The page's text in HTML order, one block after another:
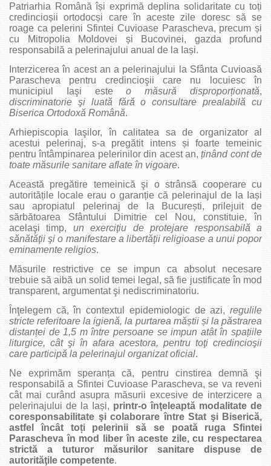
Patriarhia Română își exprimă deplina solidaritate cu toți
credincioșii ortodocși care în aceste zile doresc să se
roage ca pelerini Sfintei Cuvioase Parascheva, precum și
cu Mitropolia Moldovei și Bucovinei, gazda profund
responsabilă a pelerinajului anual de la Iași.
Interzicerea în acest an a pelerinajului la Sfânta Cuvioasă
Parascheva pentru credincioşii care nu locuiesc în
municipiul Iaşi esteo măsură disproporționată,
discriminatorie şi luată fără o consultare prealabilă
cu
Biserica Ortodoxă Română.
Arhiepiscopia Iaşilor, în calitatea sa de organizator al
acestui pelerinaj, s-a pregătit intens și foarte temeinic
pentru întâmpinarea pelerinilor din acest an,ținând cont de
toate măsurile sanitare aflate în vigoare.
Această pregătire temeinică şi o strânsă cooperare cu
autoritățile locale erau o garanție că pelerinajul de la Iași
sau apropiatul pelerinaj de la București, prilejuit de
sărbătoarea Sfântului Dimitrie cel Nou, constituie, în
acelaşi timp, un exerciţiu de protejare responsabilă a
sănătăţii şi o manifestare a libertăţii religioase a unui popor
eminamente religios.
Măsurile restrictive ce se impun ca absolut necesare
trebuie să aibă un solid temei legal, să fie justificate în mod
transparent, argumentat şi nediscriminatoriu.
Înţelegem că, în contextul epidemiologic de azi, regulile
stricte referitoare la igienă, la purtarea măștii și la păstrarea
distanței de 1,5 m între persoane se impun atât în spațiile
liturgice, cât şi în afara acestora, pentru toţi credincioşii
care participă la pelerinajul organizat oficial.
Ne exprimăm speranța că, pentru cinstirea demnă şi
responsabilă a Sfintei Cuvioase Parascheva, se va reveni
cât mai curând asupra măsurii excesive de interzicere a
pelerinajului de la Iași, printr-o înţeleaptă modalitate de
coresponsabilitate şi colaborare între Stat şi Biserică,
astfel încât toți pelerinii să se poată ruga Sfintei
Parascheva în mod liber în aceste zile, cu respectarea
strictă a tuturor măsurilor sanitare dispuse de
autorităţile competente.